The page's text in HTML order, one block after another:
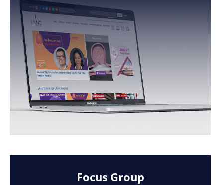
Focus Group